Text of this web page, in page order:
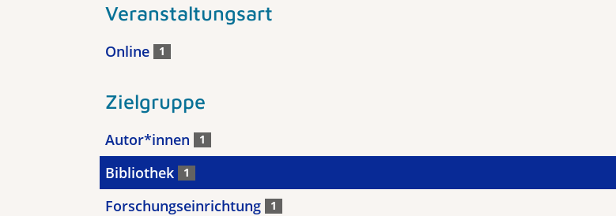
Veranstaltungsart
Online 1
Zielgruppe
Autor*innen 1
Bibliothek 1
Forschungseinrichtung 1